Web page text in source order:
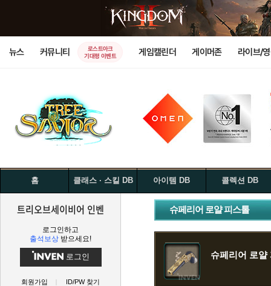
뉴스 커뮤니티
로스트아크
기대평 이벤트
게임캘린더 게이머존 라이브/
홈 클래스 · 스킬 DB 아이템 DB 콜렉션 DB
트리오브세이비어 인벤
로그인하고
출석보상 받으세요!
로그인
회원가입 ID/PW 찾기
슈페리어 로얄 피스톨
슈페리어 로얄